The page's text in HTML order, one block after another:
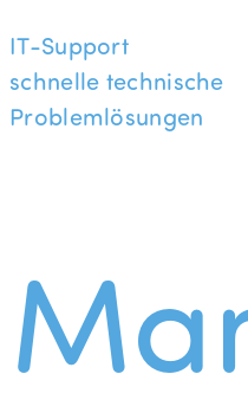
IT-Support
schnelle technische
Problemlösungen